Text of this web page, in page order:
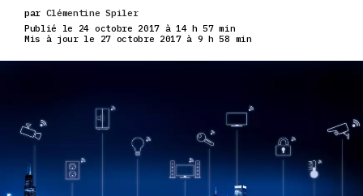
par Clémentine Spiler
Publié le 24 octobre 2017 à 14 h 57 min
Mis à jour le 27 octobre 2017 à 9 h 58 min